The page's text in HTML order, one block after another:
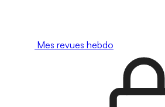
Mes revues hebdo